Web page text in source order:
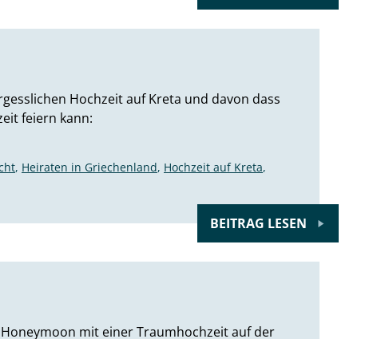
Hochzeit auf Kreta und davon dass
feiern kann:
, Heiraten in Griechenland, Hochzeit auf Kreta,
BEITRAG LESEN
mit einer Traumhochzeit auf der